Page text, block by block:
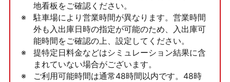
地看板をご確認ください。
駐車場により営業時間が異なります。営業時間
外も入出庫日時の指定が可能のため、入出庫可
能時間をご確認の上、設定してください。
提特定日料金などはシミュレーション結果に含
まれていない場合がございます。
ご利用可能時間は通常48時間以内です。48時